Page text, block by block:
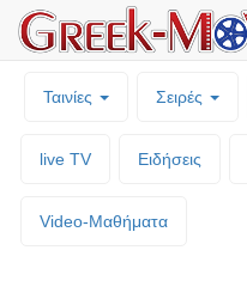
Ταινίες Σειρές
live TV Ειδήσεις
Video-Mαθήματα